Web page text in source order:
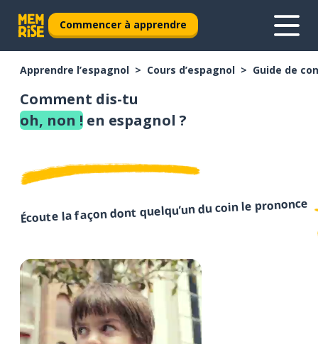
Commencer à apprendre
Apprendre l’espagnol Cours d’espagnol Guide de
Comment dis-tu
oh, non ! en espagnol ?
Écoute la façon dont quelqu’un du coin le prononce